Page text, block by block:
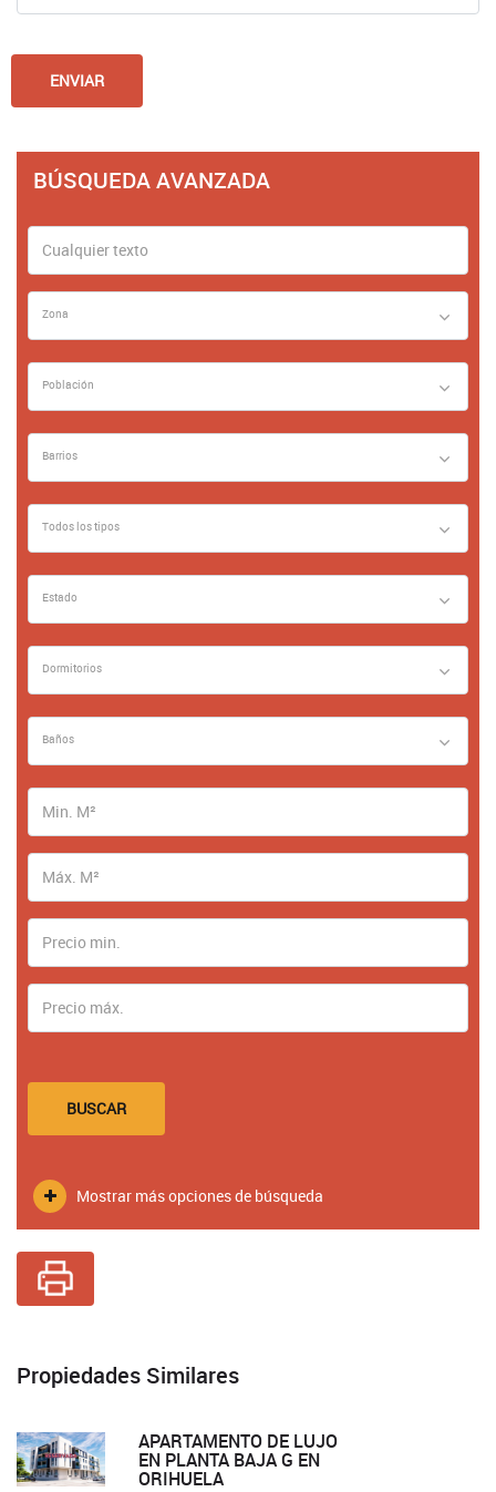
BÚSQUEDA AVANZADA
Zona
Población
Barrios
Todos los tipos
Estado
Dormitorios
Baños
BUSCAR
Mostrar más opciones de búsqueda
Propiedades Similares
APARTAMENTO DE LUJO
EN PLANTA BAJA G EN
ORIHUELA